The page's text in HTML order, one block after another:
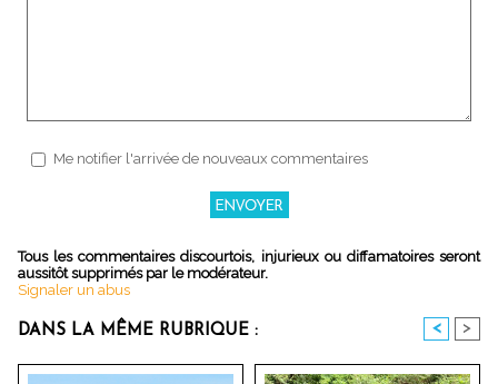
Me notifier l'arrivée de nouveaux commentaires
Tous les commentaires discourtois, injurieux ou diffamatoires seront
aussitôt supprimés par le modérateur.
Signaler un abus
DANS LA MÊME RUBRIQUE : < >